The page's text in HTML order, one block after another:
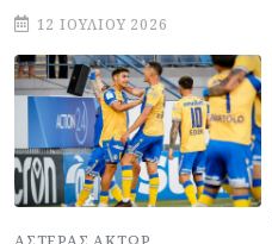
12 ΙΟΥΛΊΟΥ 2026